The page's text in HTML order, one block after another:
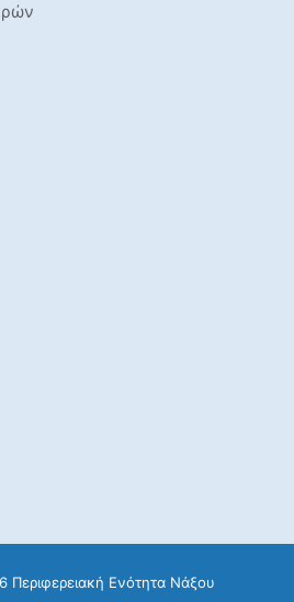
Ενότητα Νάξου